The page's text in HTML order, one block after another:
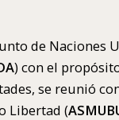
de Naciones
) con el
se reunió
Libertad (